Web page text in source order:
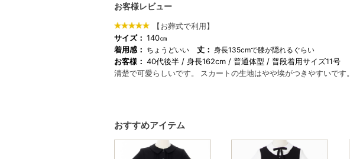
お客様レビュー
【お葬式で利用】
サイズ： 140㎝
着用感： ちょうどいい 丈： 身長135cmで膝が隠れるぐらい
お客様： 40代後半 身長162cm 普通体型
普段着用サイズ11号
清楚で可愛らしいです。 スカートの生地はやや埃がつきやすいです。
おすすめアイテム